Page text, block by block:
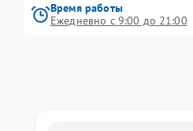
Время работы
Ежедневно с 9:00 до 21:00